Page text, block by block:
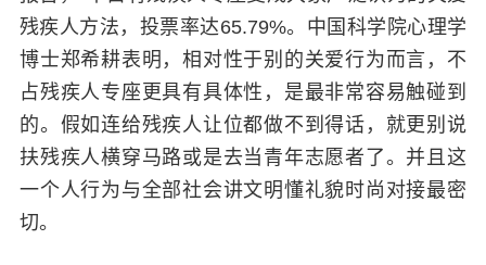
残疾人方法，投票率达65.79%。中国科学院心理学
博士郑希耕表明，相对性于别的关爱行为而言，不
占残疾人专座更具有具体性，是最非常容易触碰到
的。假如连给残疾人让位都做不到得话，就更别说
扶残疾人横穿马路或是去当青年志愿者了。并且这
一个人行为与全部社会讲文明懂礼貌时尚对接最密
切。